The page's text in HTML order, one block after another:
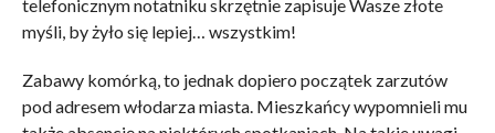
telefonicznym notatniku skrzętnie zapisuje Wasze złote
myśli, by żyło się lepiej… wszystkim!
Zabawy komórką, to jednak dopiero początek zarzutów
pod adresem włodarza miasta. Mieszkańcy wypomnieli mu